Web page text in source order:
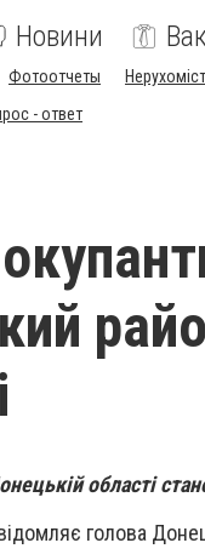
Новини
Фотоотчеты
- ответ
області
голова